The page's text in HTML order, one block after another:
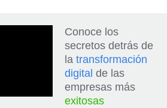
Conoce los
secretos detrás de
la transformación
digital de las
empresas más
exitosas